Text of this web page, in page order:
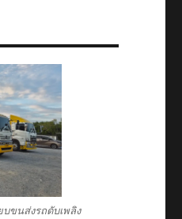
บขนส่งรถดับเพลิง